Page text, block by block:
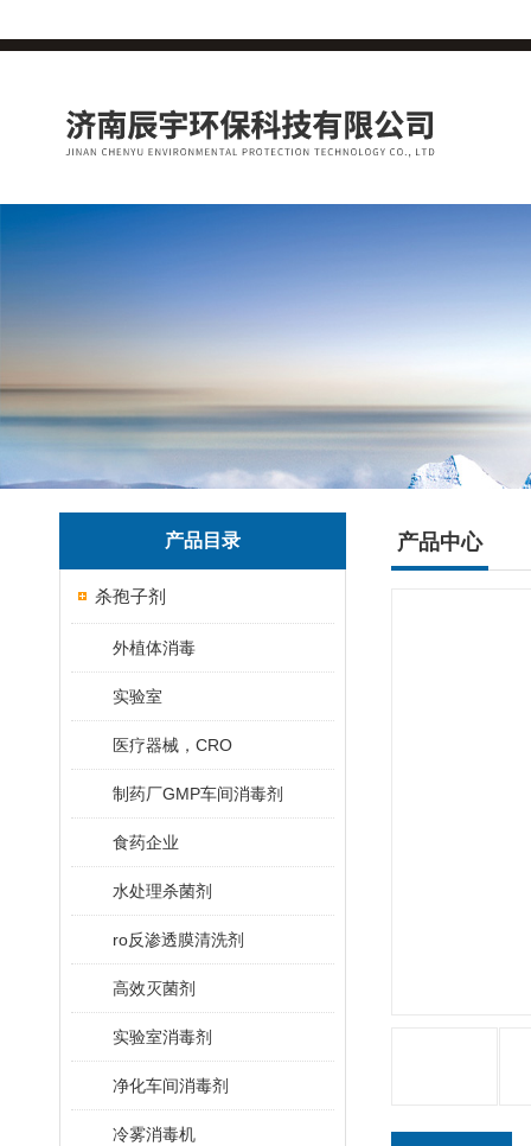
产品目录
杀孢子剂
外植体消毒
实验室
医疗器械，CRO
制药厂GMP车间消毒剂
食药企业
水处理杀菌剂
ro反渗透膜清洗剂
高效灭菌剂
实验室消毒剂
净化车间消毒剂
冷雾消毒机
产品中心